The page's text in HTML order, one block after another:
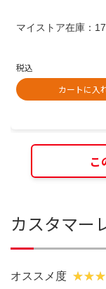
マイストア在庫：
税込
カートに入
こ
カスタマー
オススメ度